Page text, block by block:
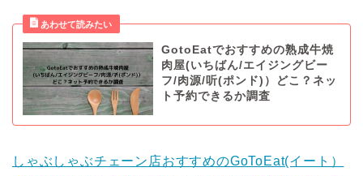
GotoEatでおすすめの熟成牛焼
肉屋(いちばん/エイジングビー
フ/肉源/听(ポンド)）どこ？ネッ
ト予約できるか調査
しゃぶしゃぶチェーン店おすすめのGoToEat(イート）